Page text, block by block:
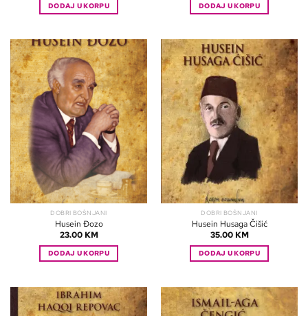
DODAJ U KORPU DODAJ U KORPU
DOBRI BOŠNJANI
Husein Đozo
23.00 KM
DODAJ U KORPU
DOBRI BOŠNJANI
Husein Husaga Čišić
35.00 KM
DODAJ U KORPU